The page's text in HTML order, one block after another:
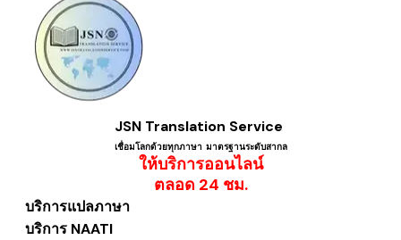
JSN Translation Service
เชื่อมโลกด้วยทุกภาษา ​มาตรฐานระดับสากล
ให้บริการออนไลน์
​ตลอด 24 ชม.
บริการแปลภาษา
บริการ NAATI